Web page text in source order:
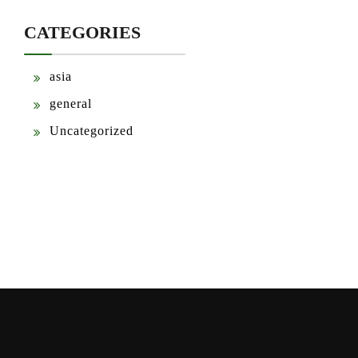
CATEGORIES
asia
general
Uncategorized